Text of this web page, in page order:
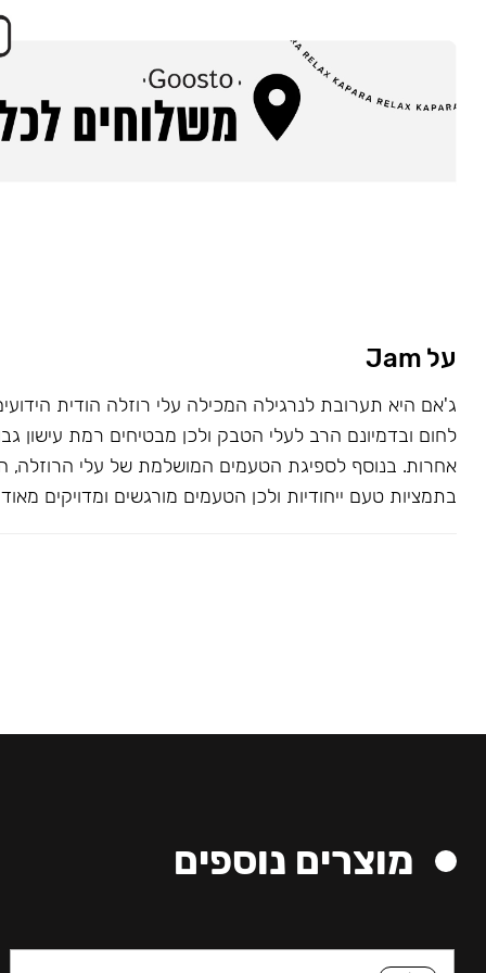
על Jam
ג'אם היא תערובת לנרגילה המכילה עלי רוזלה הודית
לחום ובדמיונם הרב לעלי הטבק ולכן מבטיחים רמת עישון
אחרות. בנוסף לספיגת הטעמים המושלמת של עלי
בתמציות טעם ייחודיות ולכן הטעמים מורגשים ומדויקים מאוד
מוצרים נוספים